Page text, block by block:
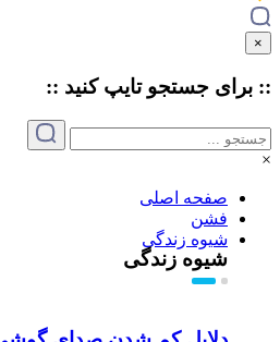
×
:: برای جستجو تایپکنید ::
×
صفحه اصلی
فشن
شیوه زندگی
شیوه زندگی